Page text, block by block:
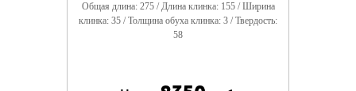
Общая длина: 275 / Длина клинка: 155 / Ширина
клинка: 35 / Толщина обуха клинка: 3 / Твердость:
58